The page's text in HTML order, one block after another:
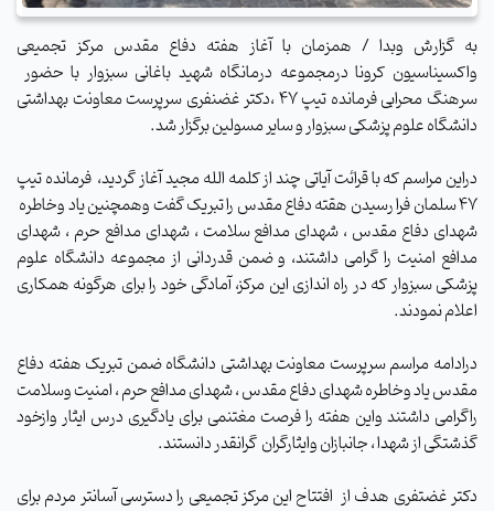
به گزارش وبدا / همزمان با آغاز هفته دفاع مقدس مرکز تجمیعی
واکسیناسیون کرونا درمجموعه درمانگاه شهید باغانی سبزوار با حضور
سرهنگ محرابی فرمانده تیپ 47 ،دکتر غضنفری سرپرست معاونت بهداشتی
دانشگاه علوم پزشکی سبزوار و سایر مسولین برگزار شد.
دراین مراسم که با قرائت آیاتی چند از کلمه الله مجید آغاز گردید، فرمانده تیپ
47 سلمان فرا رسیدن هقته دفاع مقدس را تبریک گفت وهمچنین یاد وخاطره
شهدای دفاع مقدس ، شهدای مدافع سلامت ، شهدای مدافع حرم ، شهدای
مدافع امنیت را گرامی داشتند، و ضمن قدردانی از مجموعه دانشگاه علوم
پزشکی سبزوار که در راه اندازی این مرکز، آمادگی خود را برای هرگونه همکاری
اعلام نمودند.
درادامه مراسم سرپرست معاونت بهداشتی دانشگاه ضمن تبریک هفته دفاع
مقدس یاد وخاطره شهدای دفاع مقدس ، شهدای مدافع حرم ، امنیت وسلامت
راگرامی داشتند واین هفته را فرصت مغتنمی برای یادگیری درس ایثار وازخود
گذشتگی از شهدا ، جانبازان وایثارگران گرانقدر دانستند.
دکتر غضتفری هدف از افتتاح این مرکز تجمیعی را دسترسی آسانتر مردم برای